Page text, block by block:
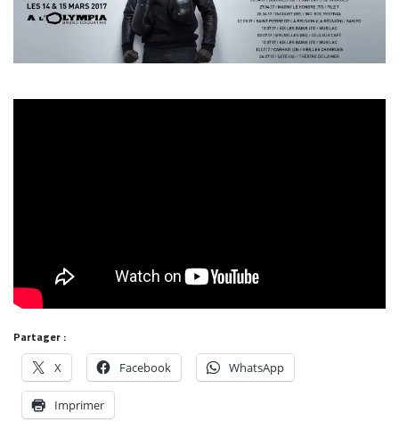
Partager :
X Facebook WhatsApp
Imprimer